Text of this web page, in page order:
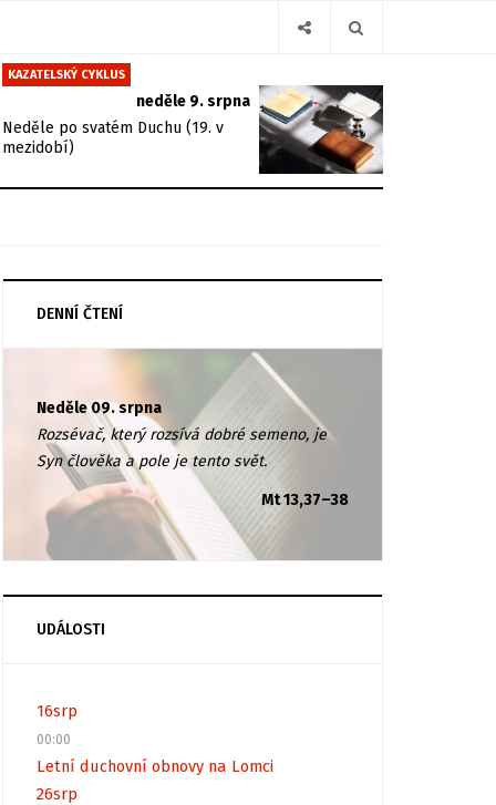
KAZATELSKÝ CYKLUS
neděle 9. srpna
Neděle po svatém Duchu (19. v
mezidobí)
DENNÍ ČTENÍ
Neděle 09. srpna
Rozsévač, který rozsívá dobré semeno, je
Syn člověka a pole je tento svět.
Mt 13,37–38
UDÁLOSTI
16srp
00:00
Letní duchovní obnovy na Lomci
26srp